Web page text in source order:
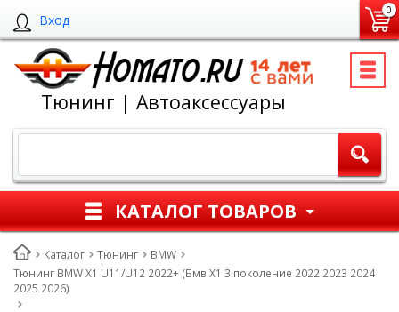
Вход
0
Тюнинг | Автоаксессуары
КАТАЛОГ ТОВАРОВ
Каталог Тюнинг
BMW
Тюнинг BMW X1 U11/U12 2022+ (Бмв Х1 3 поколение 2022 2023 2024
2025 2026)